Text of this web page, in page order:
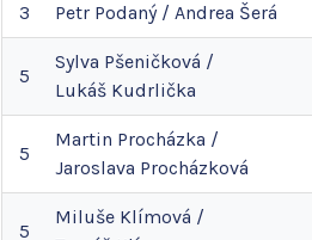
3 Petr Podaný/ Andrea Šerá
5
Sylva Pšeničková /
Lukáš Kudrlička
5
Martin Procházka /
Jaroslava Procházková
5
Miluše Klímová /